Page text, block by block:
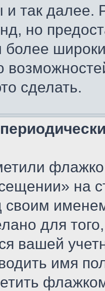
так далее.
но
более
сделать.
на
своим
для
вашей
имя